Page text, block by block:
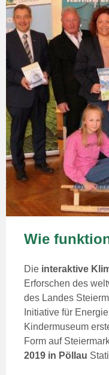
Wie
Die interaktive
Erforschen des
des Landes
Initiative für
Kindermuseum
Form auf
2019 in Pöllau